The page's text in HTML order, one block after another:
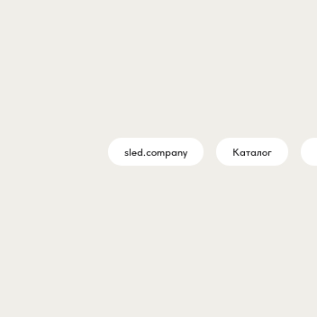
sled.company Каталог